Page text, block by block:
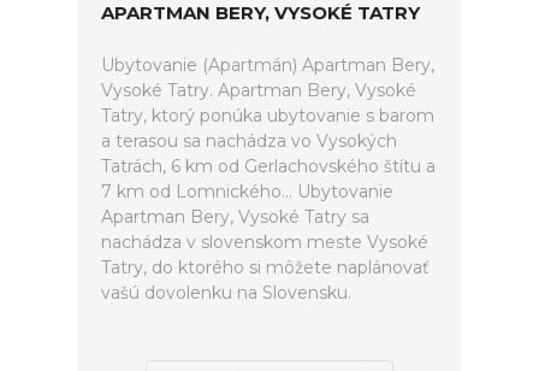
APARTMAN BERY, VYSOKÉ TATRY
Ubytovanie (Apartmán) Apartman Bery,
Vysoké Tatry. Apartman Bery, Vysoké
Tatry, ktorý ponúka ubytovanie s barom
a terasou sa nachádza vo Vysokých
Tatrách, 6 km od Gerlachovského štítu a
7 km od Lomnického... Ubytovanie
Apartman Bery, Vysoké Tatry sa
nachádza v slovenskom meste Vysoké
Tatry, do ktorého si môžete naplánovať
vašú dovolenku na Slovensku.